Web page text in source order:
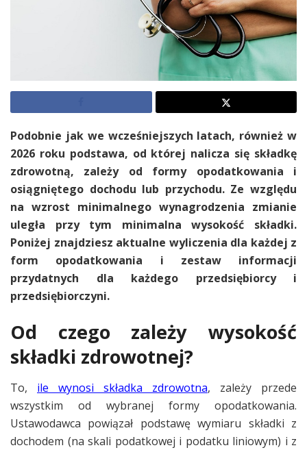
Podobnie jak we wcześniejszych latach, również w
2026 roku podstawa, od której nalicza się składkę
zdrowotną, zależy od formy opodatkowania i
osiągniętego dochodu lub przychodu. Ze względu
na wzrost minimalnego wynagrodzenia zmianie
uległa przy tym minimalna wysokość składki.
Poniżej znajdziesz aktualne wyliczenia dla każdej z
form opodatkowania i zestaw informacji
przydatnych dla każdego przedsiębiorcy i
przedsiębiorczyni.
Od czego zależy wysokość
składki zdrowotnej?
To, ile wynosi składka zdrowotna, zależy przede
wszystkim od wybranej formy opodatkowania.
Ustawodawca powiązał podstawę wymiaru składki z
dochodem (na skali podatkowej i podatku liniowym) i z